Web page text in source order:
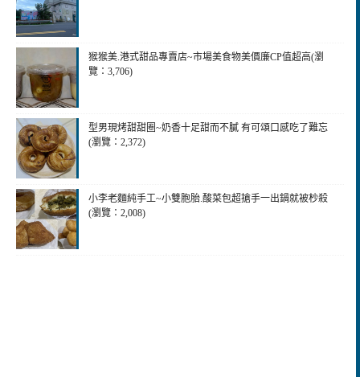
猴猴美.港式甜品專賣店~市場美食物美價廉CP值超高(瀏
覽：3,706)
型男現烤甜甜圈~奶香十足甜而不膩 有可頌口感吃了難忘
(瀏覽：2,372)
小李老麵純手工~小雙胞胎.酸菜包超搶手一出鍋就被杪殺
(瀏覽：2,008)